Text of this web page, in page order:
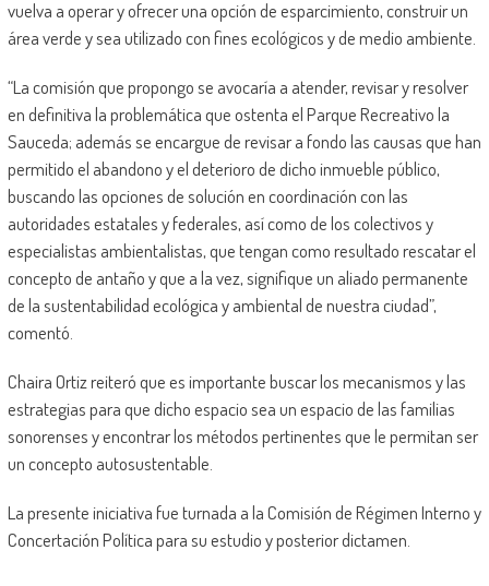
vuelva a operar y ofrecer una opción de esparcimiento, construir un
área verde y sea utilizado con fines ecológicos y de medio ambiente.
“La comisión que propongo se avocaría a atender, revisar y resolver
en definitiva la problemática que ostenta el Parque Recreativo la
Sauceda; además se encargue de revisar a fondo las causas que han
permitido el abandono y el deterioro de dicho inmueble público,
buscando las opciones de solución en coordinación con las
autoridades estatales y federales, así como de los colectivos y
especialistas ambientalistas, que tengan como resultado rescatar el
concepto de antaño y que a la vez, signifique un aliado permanente
de la sustentabilidad ecológica y ambiental de nuestra ciudad”,
comentó.
Chaira Ortiz reiteró que es importante buscar los mecanismos y las
estrategias para que dicho espacio sea un espacio de las familias
sonorenses y encontrar los métodos pertinentes que le permitan ser
un concepto autosustentable.
La presente iniciativa fue turnada a la Comisión de Régimen Interno y
Concertación Política para su estudio y posterior dictamen.